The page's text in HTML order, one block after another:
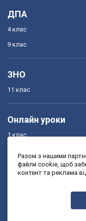
ДПА
4 клас
9 клас
ЗНО
11 клас
Онлайн уроки
1 клас
3 клас
Разом з нашими
файли cookie, щоб
контент та реклама